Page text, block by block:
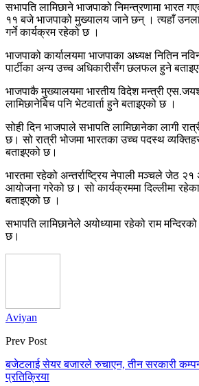
सभापति लामिछाने भाजपाको निमन्त्रणामा भारत
११ बजे भाजपाको मुख्यालय जाने छन् । त्यहाँ उनलाई
गर्ने कार्यक्रम रहेको छ ।
भाजपाको कार्यालयमा भाजपाका अध्यक्ष नितिन
पार्टीका अन्य उच्च अधिकारीसँग छलफल हुने
भाजपाकै मुख्यालयमा भारतीय विदेश मन्त्री
लामिछानेबिच पनि भेटवार्ता हुने बताइएको छ ।
सोही दिन भाजपाले सभापति लामिछानेका लागी
छ। सो रात्री भोजमा भारतका उच्च पदस्थ
बताइएको छ।
भारतमा रहेको अन्तर्राष्ट्रिय नेपाली मञ्चले जेठ
आयोजना गरेको छ। सो कार्यक्रममा दिल्लीमा
बताइएको छ ।
सभापति लामिछानेले अयोध्यामा रहेको राम
छ।
Aviyan
Prev Post
बजेटलाई सेयर बजारले रुचाएन, तीन सरकारी
प्रतिक्रिया